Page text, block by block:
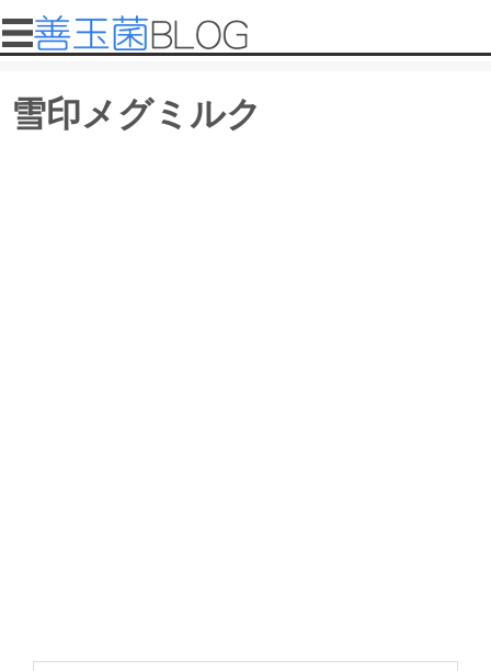
メインコンテンツに移動
善
玉
雪印メグミルク